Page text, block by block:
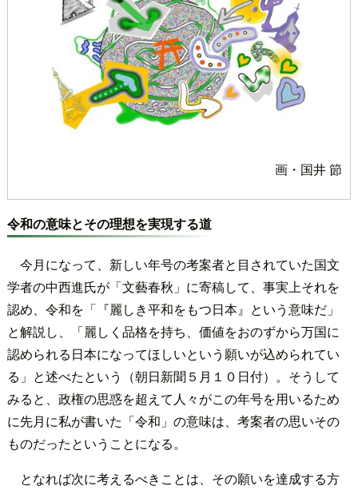
画・国井 節
令和の意味とその理想を実現する道
今月になって、新しい年号の考案者と目されていた国文
学者の中西進氏が「文藝春秋」に寄稿して、事実上それを
認め、令和を「『麗しき平和をもつ日本』という意味だ」
と解説し、「麗しく品格を持ち、価値をおのずから万国に
認められる日本になってほしいという願いが込められてい
る」と述べたという（朝日新聞５月１０日付）。そうして
みると、政権の思惑を超えて人々がこの年号を用いるため
に先月に私が書いた「令和」の意味は、考案者の思いその
ものだったということになる。
となれば次に考えるべきことは、その願いを達成する方